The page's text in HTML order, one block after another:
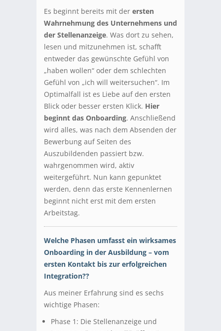
Es beginnt bereits mit der ersten
Wahrnehmung des Unternehmens und
der Stellenanzeige. Was dort zu sehen,
lesen und mitzunehmen ist, schafft
entweder das gewünschte Gefühl von
„haben wollen“ oder dem schlechten
Gefühl von „ich will weitersuchen“. Im
Optimalfall ist es Liebe auf den ersten
Blick oder besser ersten Klick. Hier
beginnt das Onboarding. Anschließend
wird alles, was nach dem Absenden der
Bewerbung auf Seiten des
Auszubildenden passiert bzw.
wahrgenommen wird, aktiv
weitergeführt. Nun kann gepunktet
werden, denn das erste Kennenlernen
beginnt nicht erst mit dem ersten
Arbeitstag.
Welche Phasen umfasst ein wirksames
Onboarding in der Ausbildung – vom
ersten Kontakt bis zur erfolgreichen
Integration??
Aus meiner Erfahrung sind es sechs
wichtige Phasen:
Phase 1: Die Stellenanzeige und